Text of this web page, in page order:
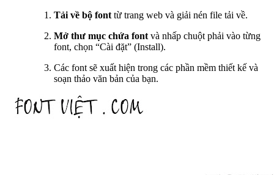
Tải về bộ font từ trang web và giải nén file tải về.
Mở thư mục chứa font và nhấp chuột phải vào từng
font, chọn “Cài đặt” (Install).
Các font sẽ xuất hiện trong các phần mềm thiết kế và
soạn thảo văn bản của bạn.